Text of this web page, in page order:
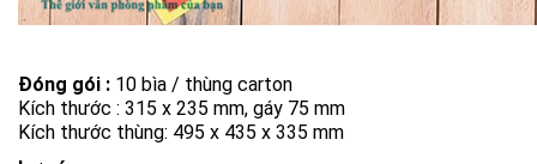
Đóng gói : 10 bìa / thùng carton
Kích thước : 315 x 235 mm, gáy 75 mm
Kích thước thùng: 495 x 435 x 335 mm